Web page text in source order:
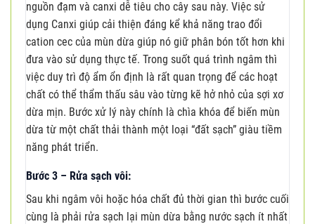
nguồn đạm và canxi dễ tiêu cho cây sau này. Việc sử
dụng Canxi giúp cải thiện đáng kể khả năng trao đổi
cation cec của mùn dừa giúp nó giữ phân bón tốt hơn khi
đưa vào sử dụng thực tế. Trong suốt quá trình ngâm thì
việc duy trì độ ẩm ổn định là rất quan trọng để các hoạt
chất có thể thẩm thấu sâu vào từng kẽ hở nhỏ của sợi xơ
dừa mịn. Bước xử lý này chính là chìa khóa để biến mùn
dừa từ một chất thải thành một loại “đất sạch” giàu tiềm
năng phát triển.
Bước 3 – Rửa sạch vôi:
Sau khi ngâm vôi hoặc hóa chất đủ thời gian thì bước cuối
cùng là phải rửa sạch lại mùn dừa bằng nước sạch ít nhất